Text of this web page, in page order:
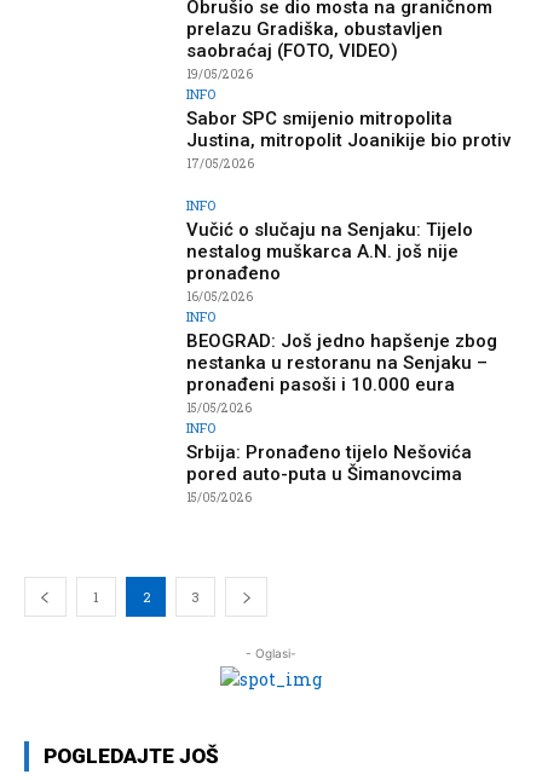
Obrušio se dio mosta na graničnom
prelazu Gradiška, obustavljen
saobraćaj (FOTO, VIDEO)
19/05/2026
INFO
Sabor SPC smijenio mitropolita
Justina, mitropolit Joanikije bio protiv
17/05/2026
INFO
Vučić o slučaju na Senjaku: Tijelo
nestalog muškarca A.N. još nije
pronađeno
16/05/2026
INFO
BEOGRAD: Još jedno hapšenje zbog
nestanka u restoranu na Senjaku –
pronađeni pasoši i 10.000 eura
15/05/2026
INFO
Srbija: Pronađeno tijelo Nešovića
pored auto-puta u Šimanovcima
15/05/2026
1 2 3
- Oglasi-
POGLEDAJTE JOŠ